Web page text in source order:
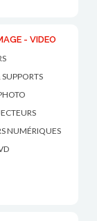
- VIDEO
NUMÉRIQUES